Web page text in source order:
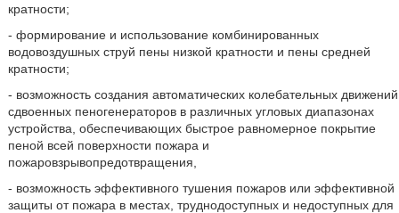
кратности;
- формирование и использование комбинированных
водовоздушных струй пены низкой кратности и пены средней
кратности;
- возможность создания автоматических колебательных движений
сдвоенных пеногенераторов в различных угловых диапазонах
устройства, обеспечивающих быстрое равномерное покрытие
пеной всей поверхности пожара и
пожаровзрывопредотвращения,
- возможность эффективного тушения пожаров или эффективной
защиты от пожара в местах, труднодоступных и недоступных для